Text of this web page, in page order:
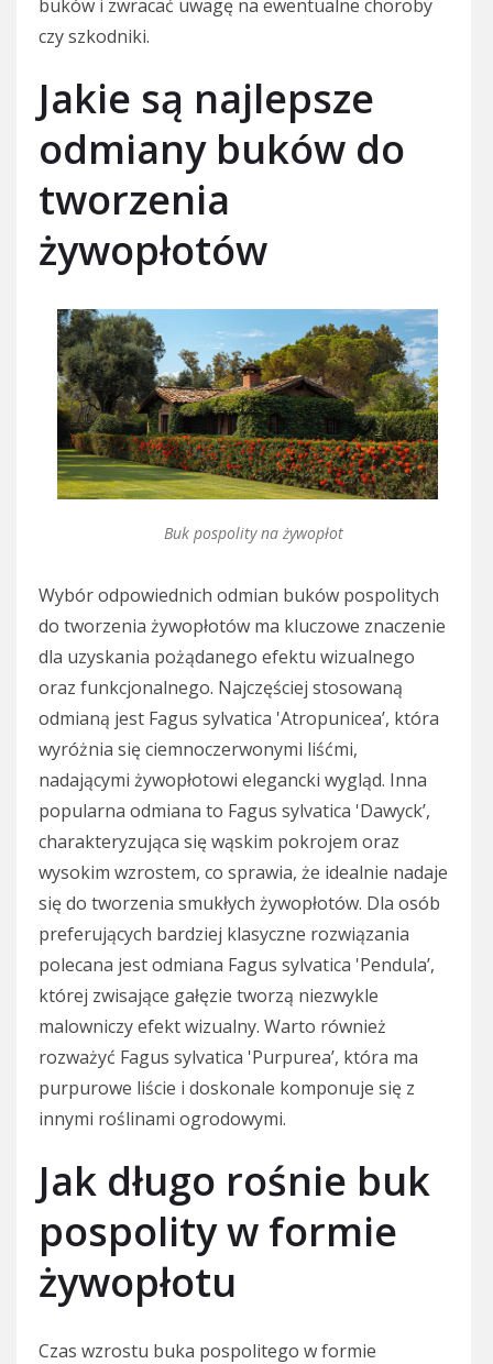
buków i zwracać uwagę na ewentualne choroby
czy szkodniki.
Jakie są najlepsze
odmiany buków do
tworzenia
żywopłotów
Buk pospolity na żywopłot
Wybór odpowiednich odmian buków pospolitych
do tworzenia żywopłotów ma kluczowe znaczenie
dla uzyskania pożądanego efektu wizualnego
oraz funkcjonalnego. Najczęściej stosowaną
odmianą jest Fagus sylvatica 'Atropunicea’, która
wyróżnia się ciemnoczerwonymi liśćmi,
nadającymi żywopłotowi elegancki wygląd. Inna
popularna odmiana to Fagus sylvatica 'Dawyck’,
charakteryzująca się wąskim pokrojem oraz
wysokim wzrostem, co sprawia, że idealnie nadaje
się do tworzenia smukłych żywopłotów. Dla osób
preferujących bardziej klasyczne rozwiązania
polecana jest odmiana Fagus sylvatica 'Pendula’,
której zwisające gałęzie tworzą niezwykle
malowniczy efekt wizualny. Warto również
rozważyć Fagus sylvatica 'Purpurea’, która ma
purpurowe liście i doskonale komponuje się z
innymi roślinami ogrodowymi.
Jak długo rośnie buk
pospolity w formie
żywopłotu
Czas wzrostu buka pospolitego w formie